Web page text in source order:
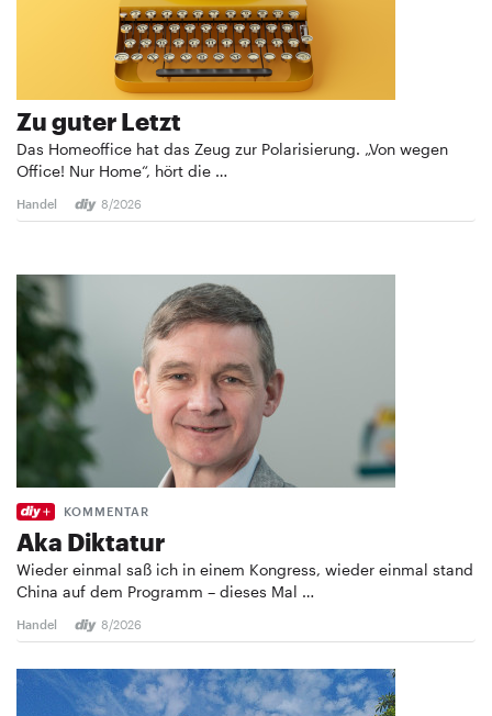
Zu guter Letzt
Das Homeoffice hat das Zeug zur Polarisierung. „Von wegen
Office! Nur Home“, hört die …
Handel 8/2026
KOMMENTAR
Aka Diktatur
Wieder einmal saß ich in einem Kongress, wieder einmal stand
China auf dem Programm – dieses Mal …
Handel 8/2026